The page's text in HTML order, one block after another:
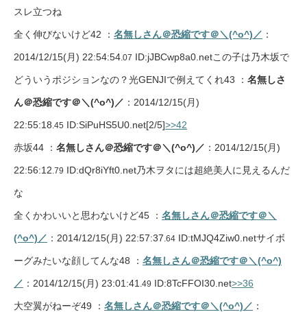
スレ立つね
全く伸びないけど42 ： 名無しさん＠恐縮です＠＼(^o^)／ ：
2014/12/15(月) 22:54:54 .07 ID:jJBCwp8a0.netこの子は乃木坂で
どういうポジションなの？光GENJIで例えてくれ43 ： 名無しさ
ん＠恐縮です＠＼(^o^)／ ：2014/12/15(月)
22:55:18 .45 ID:SiPuHS5U0.net[2/5]>>42
赤坂44 ： 名無しさん＠恐縮です＠＼(^o^)／ ：2014/12/15(月)
22:56:12 .79 ID:dQr8iYft0.net乃木ヲタには超絶美人に見えるんだ
な
全くかわいいと思わないけど45 ： 名無しさん＠恐縮です＠＼
(^o^)／ ：2014/12/15(月) 22:57:37 .64 ID:tMJQ4Ziw0.netサイボ
ーグみたいな顔してんな48 ： 名無しさん＠恐縮です＠＼(^o^)
／ ：2014/12/15(月) 23:01:41 .49 ID:8TcFFOI30.net>>36
大空翼がねーぞ49 ： 名無しさん＠恐縮です＠＼(^o^)／ ：